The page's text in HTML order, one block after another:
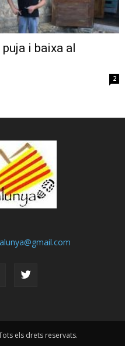
i baixa al
2
els drets reservats.